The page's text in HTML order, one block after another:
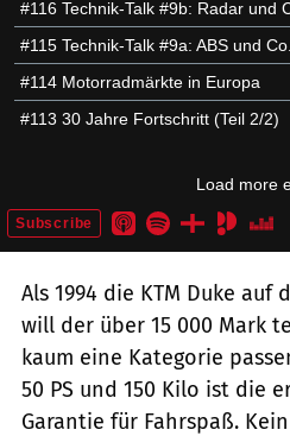
Als 1994 die KTM Duke
will der über 15 000 Mark
kaum eine Kategorie
50 PS und 150 Kilo ist die
Garantie für Fahrspaß.